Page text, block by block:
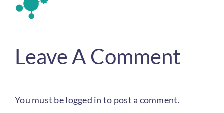
Leave A Comment
You must belogged in to post a comment.